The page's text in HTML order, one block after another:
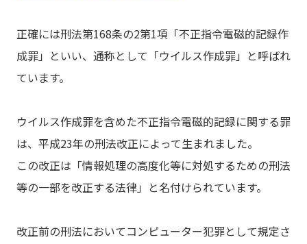
正確には刑法第168条の2第1項「不正指令電磁的記録作
成罪」といい、通称として「ウイルス作成罪」と呼ばれ
ています。
ウイルス作成罪を含めた不正指令電磁的記録に関する罪
は、平成23年の刑法改正によって生まれました。
この改正は「情報処理の高度化等に対処するための刑法
等の一部を改正する法律」と名付けられています。
改正前の刑法においてコンピューター犯罪として規定さ